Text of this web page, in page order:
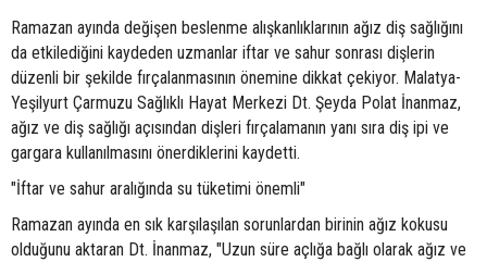
Ramazan ayında değişen beslenme alışkanlıklarının ağız diş sağlığını
da etkilediğini kaydeden uzmanlar iftar ve sahur sonrası dişlerin
düzenli bir şekilde fırçalanmasının önemine dikkat çekiyor. Malatya-
Yeşilyurt Çarmuzu Sağlıklı Hayat Merkezi Dt. Şeyda Polat İnanmaz,
ağız ve diş sağlığı açısından dişleri fırçalamanın yanı sıra diş ipi ve
gargara kullanılmasını önerdiklerini kaydetti.
"İftar ve sahur aralığında su tüketimi önemli"
Ramazan ayında en sık karşılaşılan sorunlardan birinin ağız kokusu
olduğunu aktaran Dt. İnanmaz, "Uzun süre açlığa bağlı olarak ağız ve